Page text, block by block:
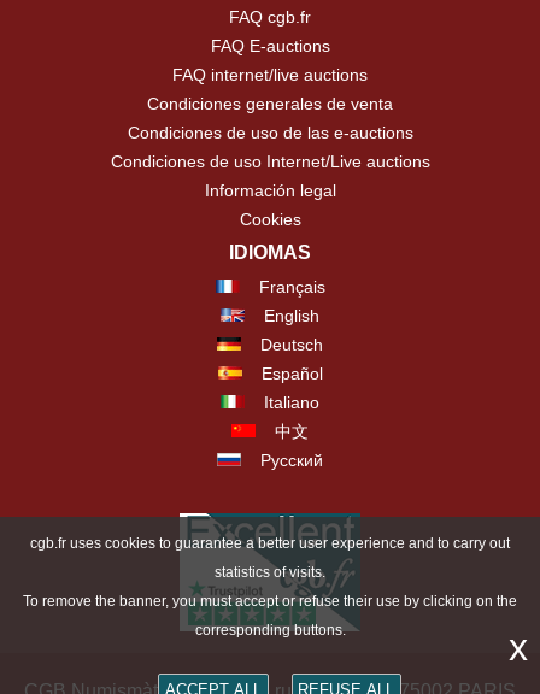
FAQ cgb.fr
FAQ E-auctions
FAQ internet/live auctions
Condiciones generales de venta
Condiciones de uso de las e-auctions
Condiciones de uso Internet/Live auctions
Información legal
Cookies
IDIOMAS
Français
English
Deutsch
Español
Italiano
中文
Русский
cgb.fr uses cookies to guarantee a better user experience and to carry out
statistics of visits.
To remove the banner, you must accept or refuse their use by clicking on the
corresponding buttons.
ACCEPT ALL REFUSE ALL
x